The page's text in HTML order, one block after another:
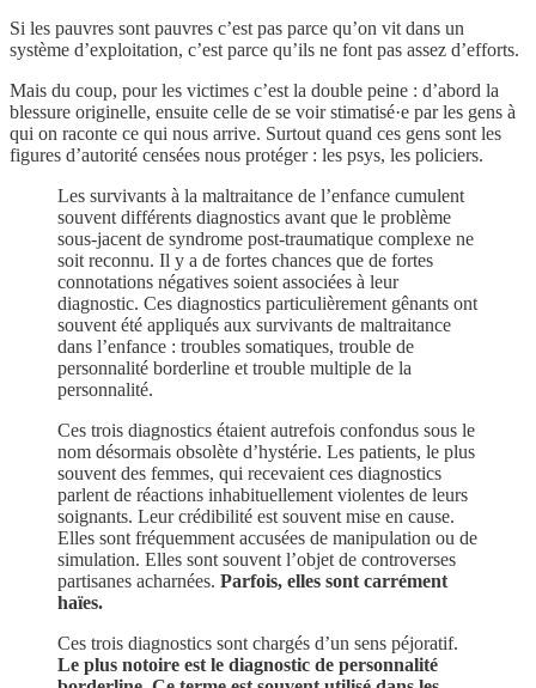
Si les pauvres sont pauvres c’est pas parce qu’on vit dans un
système d’exploitation, c’est parce qu’ils ne font pas assez d’efforts.
Mais du coup, pour les victimes c’est la double peine : d’abord la
blessure originelle, ensuite celle de se voir stimatisé·e par les gens à
qui on raconte ce qui nous arrive. Surtout quand ces gens sont les
figures d’autorité censées nous protéger : les psys, les policiers.
Les survivants à la maltraitance de l’enfance cumulent
souvent différents diagnostics avant que le problème
sous-jacent de syndrome post-traumatique complexe ne
soit reconnu. Il y a de fortes chances que de fortes
connotations négatives soient associées à leur
diagnostic. Ces diagnostics particulièrement gênants ont
souvent été appliqués aux survivants de maltraitance
dans l’enfance : troubles somatiques, trouble de
personnalité borderline et trouble multiple de la
personnalité.
Ces trois diagnostics étaient autrefois confondus sous le
nom désormais obsolète d’hystérie. Les patients, le plus
souvent des femmes, qui recevaient ces diagnostics
parlent de réactions inhabituellement violentes de leurs
soignants. Leur crédibilité est souvent mise en cause.
Elles sont fréquemment accusées de manipulation ou de
simulation. Elles sont souvent l’objet de controverses
partisanes acharnées. Parfois, elles sont carrément
haïes.
Ces trois diagnostics sont chargés d’un sens péjoratif.
Le plus notoire est le diagnostic de personnalité